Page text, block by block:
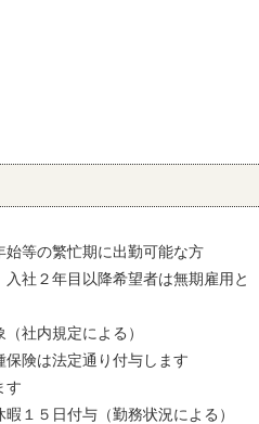
始等の繁忙期に出勤可能な方
社２年目以降希望者は無期雇用と
社内規定による）
保険は法定通り付与します
す
１５日付与（勤務状況による）